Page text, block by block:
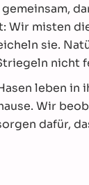
Wir misten
sie.
nicht
leben in
Wir
dafür,